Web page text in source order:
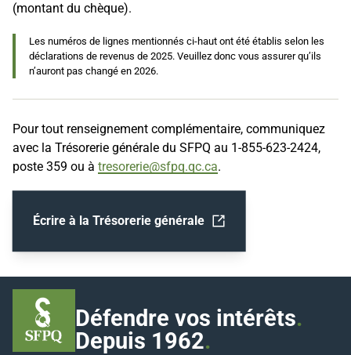
(montant du chèque).
Les numéros de lignes mentionnés ci-haut ont été établis selon les
déclarations de revenus de 2025. Veuillez donc vous assurer qu’ils
n’auront pas changé en 2026.
Pour tout renseignement complémentaire, communiquez
avec la Trésorerie générale du SFPQ au 1-855-623-2424,
poste 359 ou àtresorerie@sfpq.qc.ca.
Écrire à la Trésorerie générale
Ouvrir dans un nouvel onglet
Défendre vos intérêts.
Depuis 1962.